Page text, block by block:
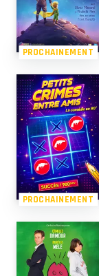
PROCHAINEMENT
PROCHAINEMENT